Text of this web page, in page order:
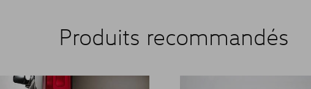
Produits recommandés